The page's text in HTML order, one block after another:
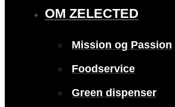
OM ZELECTED
Mission og Passion
Foodservice
Green dispenser